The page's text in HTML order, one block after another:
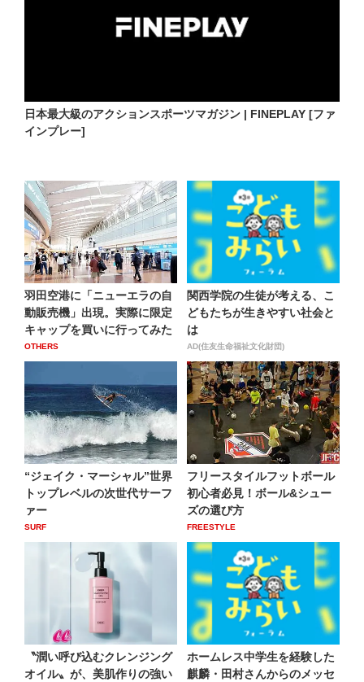
日本最大級のアクションスポーツマガジン | FINEPLAY [ファ
インプレー]
羽田空港に「ニューエラの自
動販売機」出現。実際に限定
キャップを買いに行ってみた
OTHERS
関西学院の生徒が考える、こ
どもたちが生きやすい社会と
は
AD(住友生命福祉文化財団)
“ジェイク・マーシャル”世界
トップレベルの次世代サーフ
ァー
SURF
フリースタイルフットボール
初心者必見！ボール&シュー
ズの選び方
FREESTYLE
〝潤い呼び込むクレンジング
オイル〟が、美肌作りの強い
ホームレス中学生を経験した
麒麟・田村さんからのメッセ